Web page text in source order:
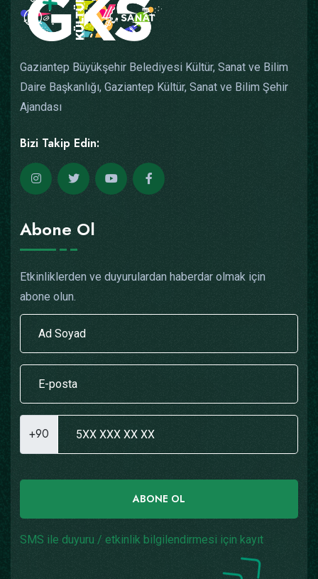
Gaziantep Büyükşehir Belediyesi Kültür, Sanat ve Bilim
Daire Başkanlığı, Gaziantep Kültür, Sanat ve Bilim Şehir
Ajandası
Bizi Takip Edin:
Abone Ol
Etkinliklerden ve duyurulardan haberdar olmak için
abone olun.
+90
ABONE OL
SMS ile duyuru / etkinlik bilgilendirmesi için kayıt